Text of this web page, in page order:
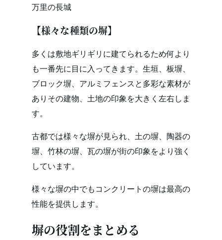
万里の長城
【様々な種類の塀】
多くは敷地ギリギリに建てられるため何より
も一番先に目に入ってきます。生垣、板塀、
ブロック塀、アルミフェンスと多彩な素材が
ありその建物、土地の印象を大きく左右しま
す。
古都では様々な塀が見られ、土の塀、陶器の
塀、竹林の塀、瓦の塀が街の印象をより強く
しています。
様々な塀の中でもコンクリートの塀は最高の
性能を提供します。
塀の役割をまとめる